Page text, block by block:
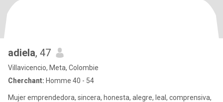
adiela, 47
Villavicencio, Meta, Colombie
Cherchant: Homme 40 - 54
Mujer emprendedora, sincera, honesta, alegre, leal, comprensiva,